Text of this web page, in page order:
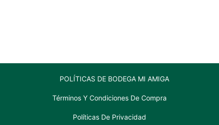
POLÍTICAS DE BODEGA MI AMIGA
Términos Y Condiciones De Compra
Políticas De Privacidad